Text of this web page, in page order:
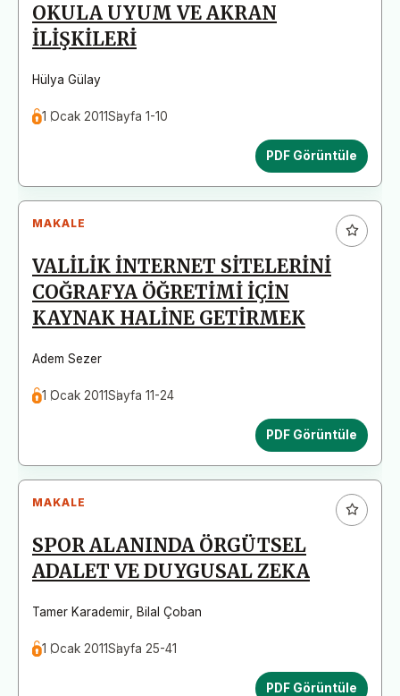
OKULA UYUM VE AKRAN
İLİŞKİLERİ
Hülya Gülay
1 Ocak 2011Sayfa 1-10
PDF Görüntüle
MAKALE
VALİLİK İNTERNET SİTELERİNİ
COĞRAFYA ÖĞRETİMİ İÇİN
KAYNAK HALİNE GETİRMEK
Adem Sezer
1 Ocak 2011Sayfa 11-24
PDF Görüntüle
MAKALE
SPOR ALANINDA ÖRGÜTSEL
ADALET VE DUYGUSAL ZEKA
Tamer Karademir Bilal Çoban
1 Ocak 2011Sayfa 25-41
PDF Görüntüle